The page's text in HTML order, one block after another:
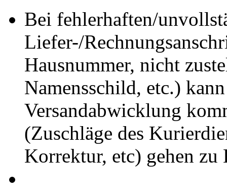
Bei fehlerhaften/
Liefer-/
Hausnummer, nicht
Namensschild, etc.)
Versandabwicklung
(Zuschläge des
Korrektur, etc) gehen zu